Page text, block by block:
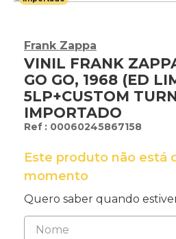
Frank Zappa
VINIL FRANK
GO GO, 1968 (ED
5LP+CUSTOM
IMPORTADO
: 00060245867158
Este produto não está
momento
Quero saber quando